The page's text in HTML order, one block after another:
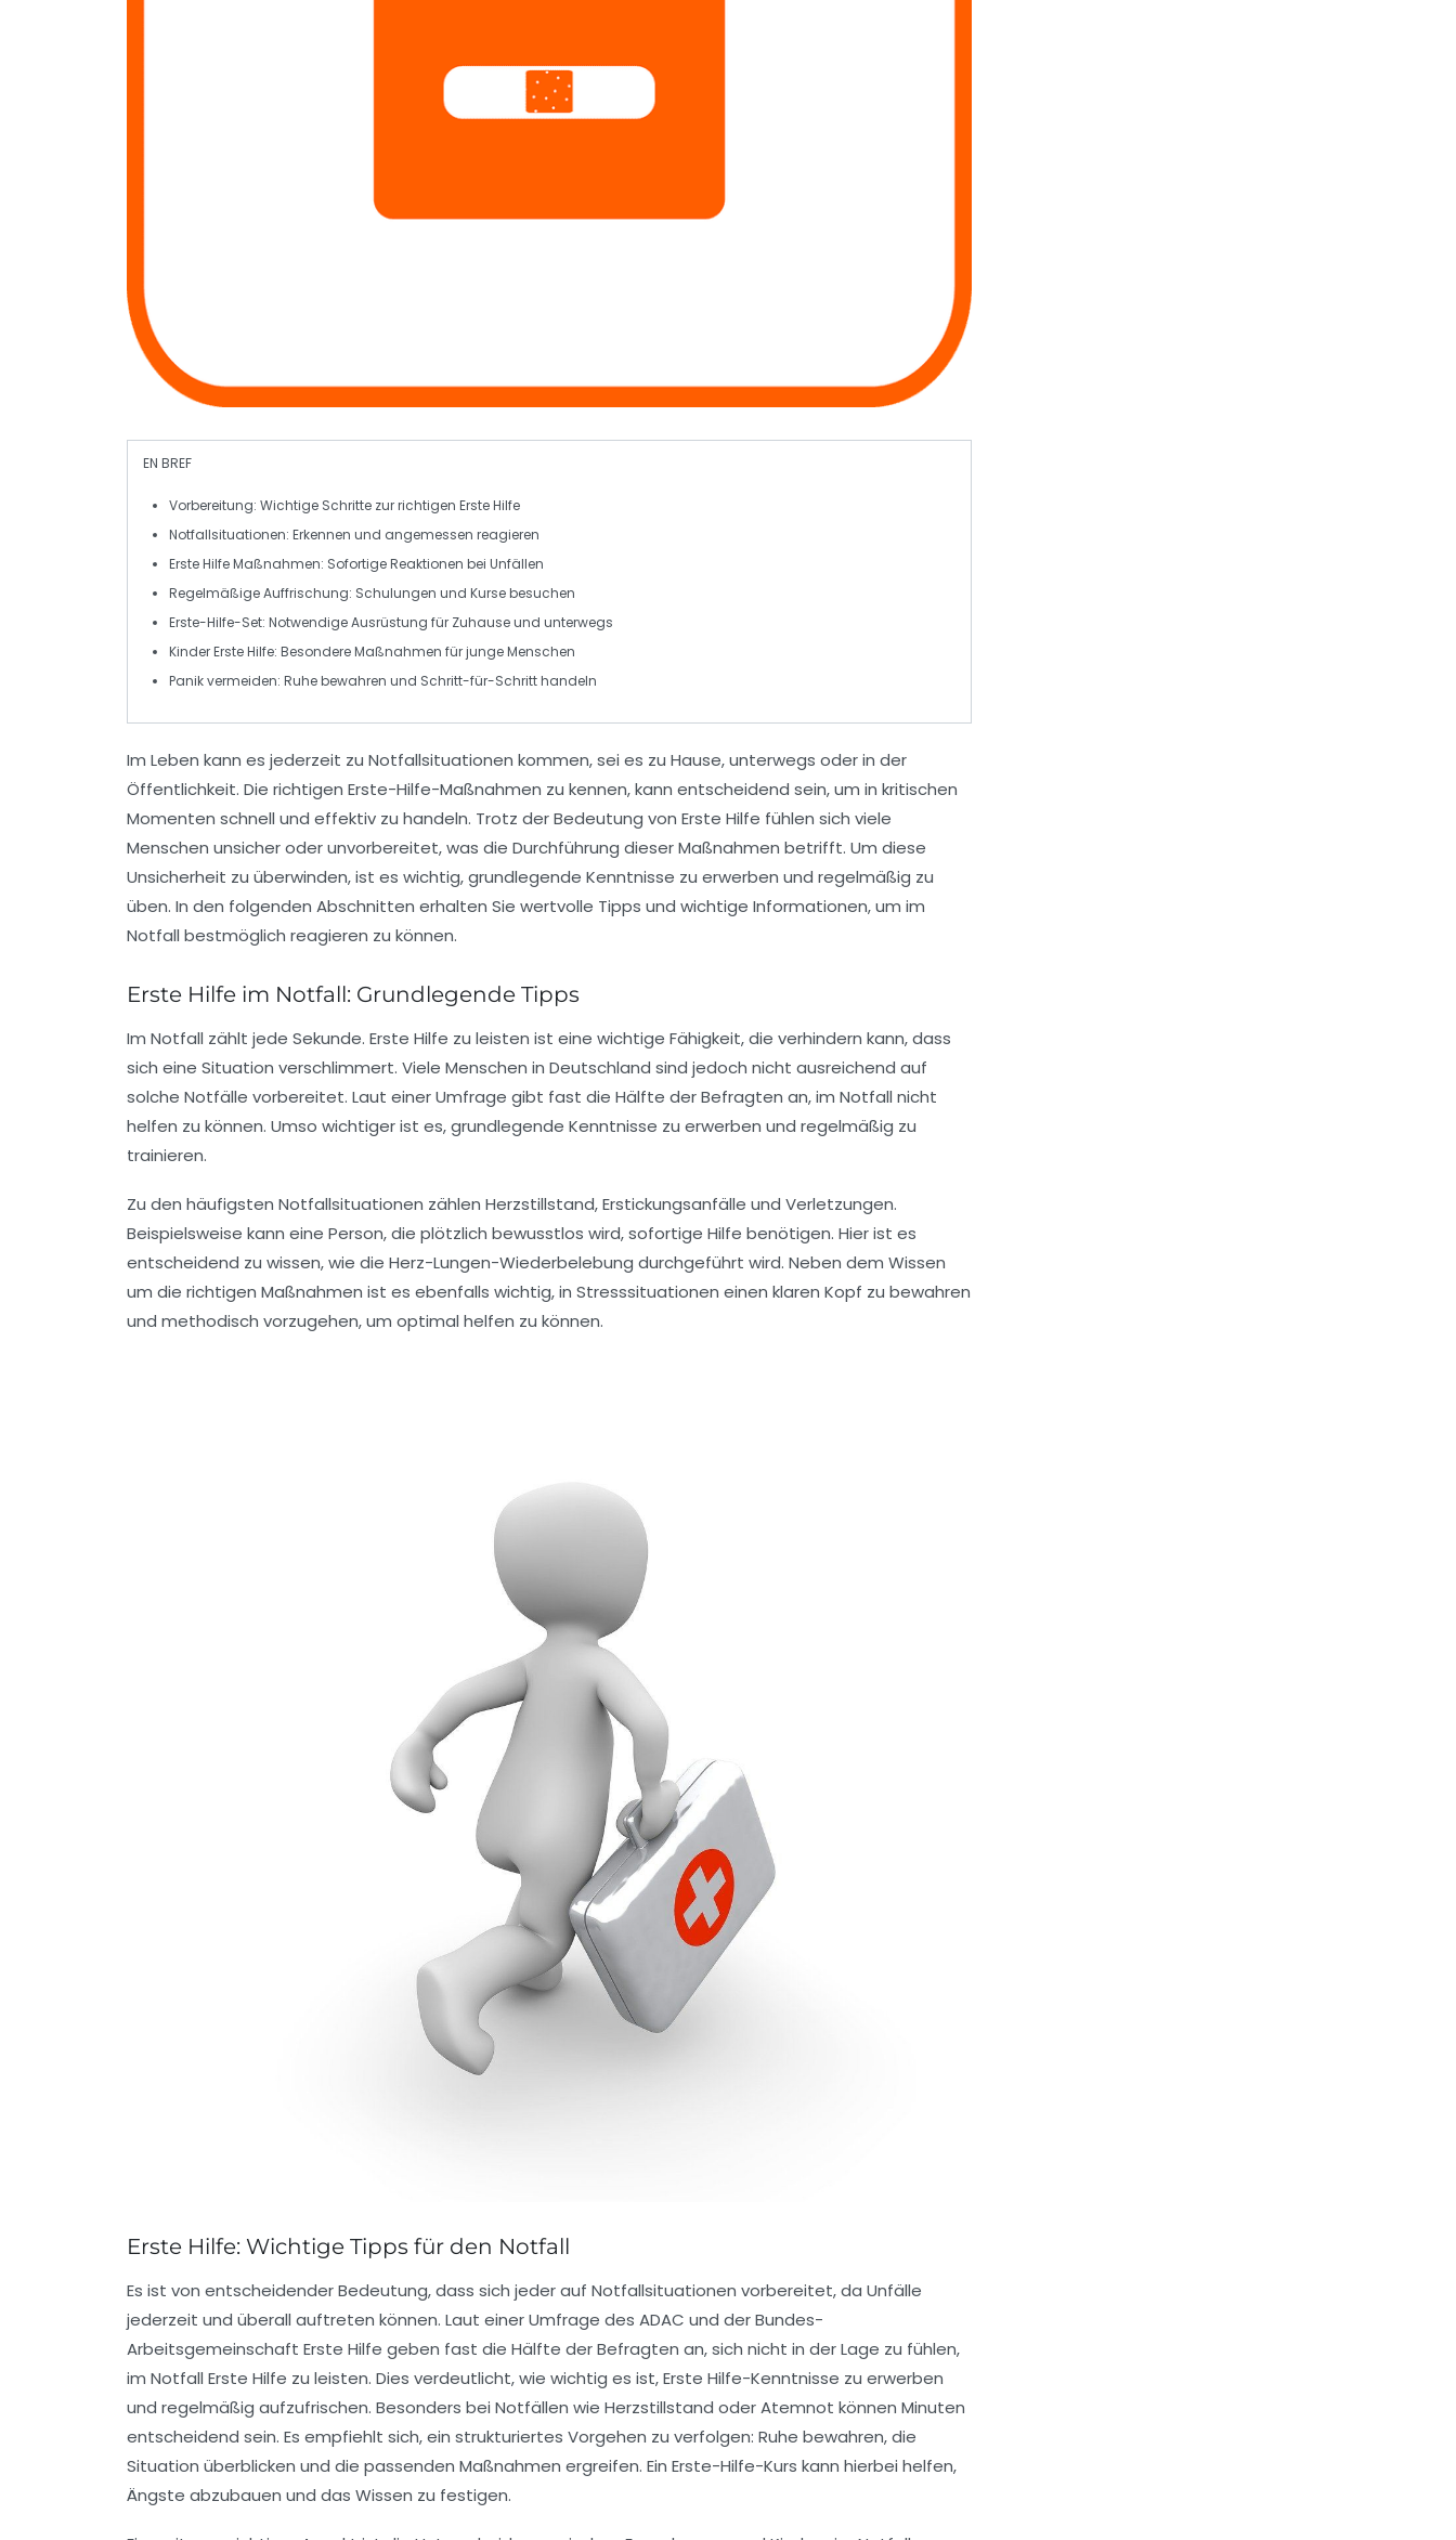
EN BREF
Vorbereitung: Wichtige Schritte zur richtigen Erste Hilfe
Notfallsituationen: Erkennen und angemessen reagieren
Erste Hilfe Maßnahmen: Sofortige Reaktionen bei Unfällen
Regelmäßige Auffrischung: Schulungen und Kurse besuchen
Erste-Hilfe-Set: Notwendige Ausrüstung für Zuhause und unterwegs
Kinder Erste Hilfe: Besondere Maßnahmen für junge Menschen
Panik vermeiden: Ruhe bewahren und Schritt-für-Schritt handeln
Im Leben kann es jederzeit zu Notfallsituationen kommen, sei es zu Hause, unterwegs oder in der
Öffentlichkeit. Die richtigen Erste-Hilfe-Maßnahmen zu kennen, kann entscheidend sein, um in kritischen
Momenten schnell und effektiv zu handeln. Trotz der Bedeutung von Erste Hilfe fühlen sich viele
Menschen unsicher oder unvorbereitet, was die Durchführung dieser Maßnahmen betrifft. Um diese
Unsicherheit zu überwinden, ist es wichtig, grundlegende Kenntnisse zu erwerben und regelmäßig zu
üben. In den folgenden Abschnitten erhalten Sie wertvolle Tipps und wichtige Informationen, um im
Notfall bestmöglich reagieren zu können.
Erste Hilfe im Notfall: Grundlegende Tipps
Im Notfall zählt jede Sekunde. Erste Hilfe zu leisten ist eine wichtige Fähigkeit, die verhindern kann, dass
sich eine Situation verschlimmert. Viele Menschen in Deutschland sind jedoch nicht ausreichend auf
solche Notfälle vorbereitet. Laut einer Umfrage gibt fast die Hälfte der Befragten an, im Notfall nicht
helfen zu können. Umso wichtiger ist es, grundlegende Kenntnisse zu erwerben und regelmäßig zu
trainieren.
Zu den häufigsten Notfallsituationen zählen Herzstillstand,Erstickungsanfälle und Verletzungen.
Beispielsweise kann eine Person, die plötzlich bewusstlos wird, sofortige Hilfe benötigen. Hier ist es
entscheidend zu wissen, wie die Herz-Lungen-Wiederbelebung durchgeführt wird. Neben dem Wissen
um die richtigen Maßnahmen ist es ebenfalls wichtig, in Stresssituationen einen klaren Kopf zu bewahren
und methodisch vorzugehen, um optimal helfen zu können.
Erste Hilfe: Wichtige Tipps für den Notfall
Es ist von entscheidender Bedeutung, dass sich jeder auf Notfallsituationen vorbereitet, da Unfälle
jederzeit und überall auftreten können. Laut einer Umfrage des ADAC und der Bundes-
Arbeitsgemeinschaft Erste Hilfe geben fast die Hälfte der Befragten an, sich nicht in der Lage zu fühlen,
im Notfall Erste Hilfe zu leisten. Dies verdeutlicht, wie wichtig es ist,Erste Hilfe-Kenntnisse zu erwerben
und regelmäßig aufzufrischen. Besonders bei Notfällen wie Herzstillstand oderAtemnot können Minuten
entscheidend sein. Es empfiehlt sich, ein strukturiertes Vorgehen zu verfolgen: Ruhe bewahren, die
Situation überblicken und die passenden Maßnahmen ergreifen. Ein Erste-Hilfe-Kurs kann hierbei helfen,
Ängste abzubauen und das Wissen zu festigen.